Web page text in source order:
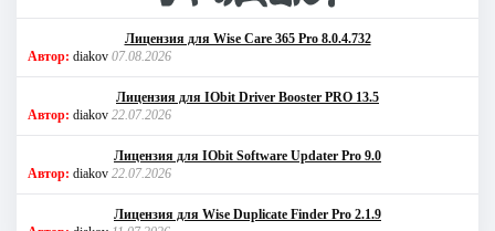
Лицензия для Wise Care 365 Pro 8.0.4.732
Автор: diakov 07.08.2026
Лицензия для IObit Driver Booster PRO 13.5
Автор: diakov 22.07.2026
Лицензия для IObit Software Updater Pro 9.0
Автор: diakov 22.07.2026
Лицензия для Wise Duplicate Finder Pro 2.1.9